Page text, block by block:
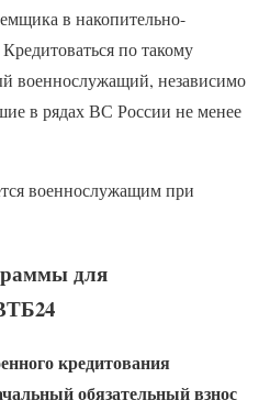
в накопительно-
по такому
военнослужащий, независимо
в рядах ВС России не менее
военнослужащим при
для
кредитования
обязательный взнос